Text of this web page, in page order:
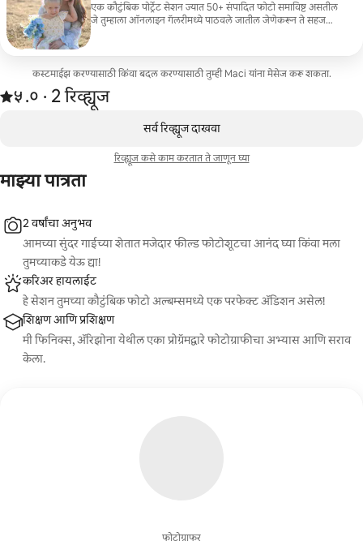
एक कौटुंबिक पोर्ट्रेट सेशन ज्यात 50+ संपादित फोटो समाविष्ट असतील
जे तुम्हाला ऑनलाइन गॅलरीमध्ये पाठवले जातील जेणेकरून ते सहज
कस्टमाईझ करण्यासाठी किंवा बदल करण्यासाठी तुम्ही Maci यांना मेसेज करू शकता.
2 रिव्ह्यूजमधून 5 पैकी ५.० स्टार्स रेटिंग आहे
५.०
,
· 2 रिव्ह्यूज
सर्व रिव्ह्यूज दाखवा
रिव्ह्यूज कसे काम करतात ते जाणून घ्या
माझ्या पात्रता
फोटोग्राफर
2 वर्षांचा अनुभव
आमच्या सुंदर गाईच्या शेतात मजेदार फील्ड फोटोशूटचा आनंद घ्या किंवा मला
तुमच्याकडे येऊ द्या!
करिअर हायलाईट
हे सेशन तुमच्या कौटुंबिक फोटो अल्बम्समध्ये एक परफेक्ट ॲडिशन असेल!
शिक्षण आणि प्रशिक्षण
मी फिनिक्स, ॲरिझोना येथील एका प्रोग्रॅमद्वारे फोटोग्राफीचा अभ्यास आणि सराव
केला.